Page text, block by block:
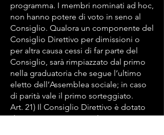
programma. I membri nominati ad hoc,
non hanno potere di voto in seno al
Consiglio. Qualora un componente del
Consiglio Direttivo per dimissioni o
per altra causa cessi di far parte del
Consiglio, sarà rimpiazzato dal primo
nella graduatoria che segue l’ultimo
eletto dell’Assemblea sociale; in caso
di parità vale il primo sorteggiato.
Art. 21) Il Consiglio Direttivo è dotato
dei più ampi poteri per la gestione